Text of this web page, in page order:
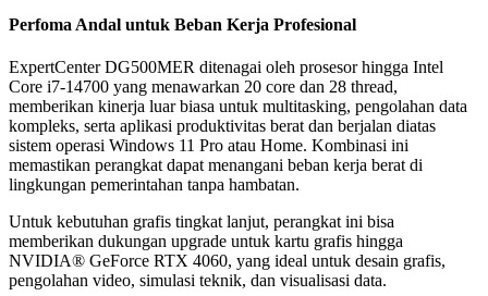
Perfoma Andal untuk Beban Kerja Profesional
ExpertCenter DG500MER ditenagai oleh prosesor hingga Intel
Core i7-14700 yang menawarkan 20 core dan 28 thread,
memberikan kinerja luar biasa untuk multitasking, pengolahan data
kompleks, serta aplikasi produktivitas berat dan berjalan diatas
sistem operasi Windows 11 Pro atau Home. Kombinasi ini
memastikan perangkat dapat menangani beban kerja berat di
lingkungan pemerintahan tanpa hambatan.
Untuk kebutuhan grafis tingkat lanjut, perangkat ini bisa
memberikan dukungan upgrade untuk kartu grafis hingga
NVIDIA® GeForce RTX 4060, yang ideal untuk desain grafis,
pengolahan video, simulasi teknik, dan visualisasi data.